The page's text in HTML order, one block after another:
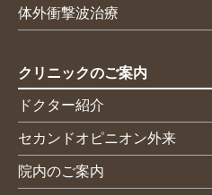
体外衝撃波治療
クリニックのご案内
ドクター紹介
セカンドオピニオン外来
院内のご案内